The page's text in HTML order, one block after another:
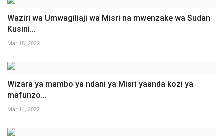
Waziri wa Umwagiliaji wa Misri na mwenzake wa Sudan
Kusini...
Mar 18, 2022
Wizara ya mambo ya ndani ya Misri yaanda kozi ya
mafunzo...
Mar 14, 2022